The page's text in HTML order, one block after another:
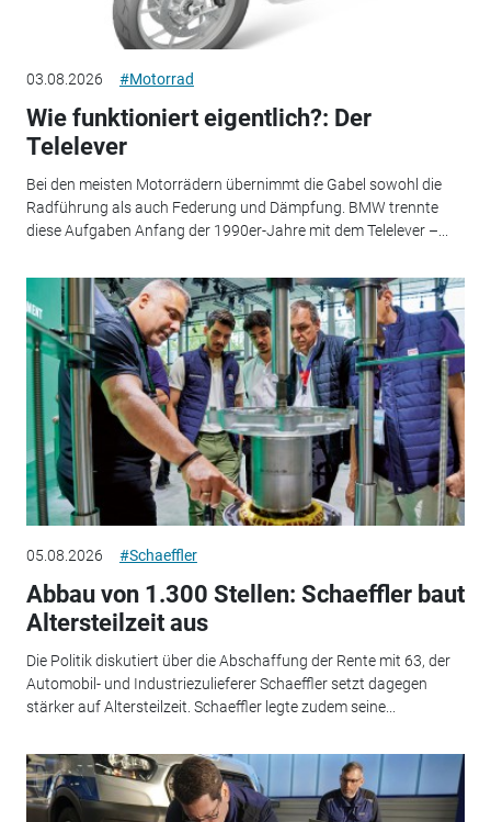
03.08.2026 #Motorrad
Wie funktioniert eigentlich?: Der
Telelever
Bei den meisten Motorrädern übernimmt die Gabel sowohl die
Radführung als auch Federung und Dämpfung. BMW trennte
diese Aufgaben Anfang der 1990er-Jahre mit dem Telelever –...
05.08.2026 #Schaeffler
Abbau von 1.300 Stellen: Schaeffler baut
Altersteilzeit aus
Die Politik diskutiert über die Abschaffung der Rente mit 63, der
Automobil- und Industriezulieferer Schaeffler setzt dagegen
stärker auf Altersteilzeit. Schaeffler legte zudem seine...